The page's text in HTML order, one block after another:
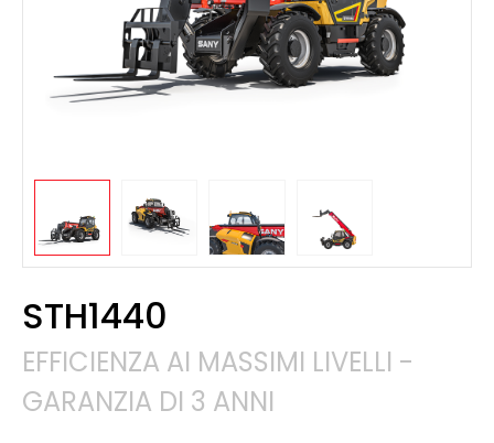
STH1440
EFFICIENZA AI MASSIMI LIVELLI -
GARANZIA DI 3 ANNI